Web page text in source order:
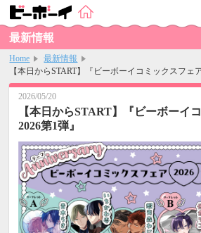
最新情報
Home
最新情報
【本日からSTART】『ビーボーイコミックスフェ
2026/05/20
【本日からSTART】『ビーボーイ
2026第1弾』